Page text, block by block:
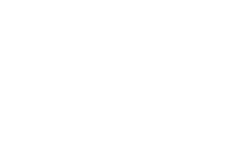
& Match zur